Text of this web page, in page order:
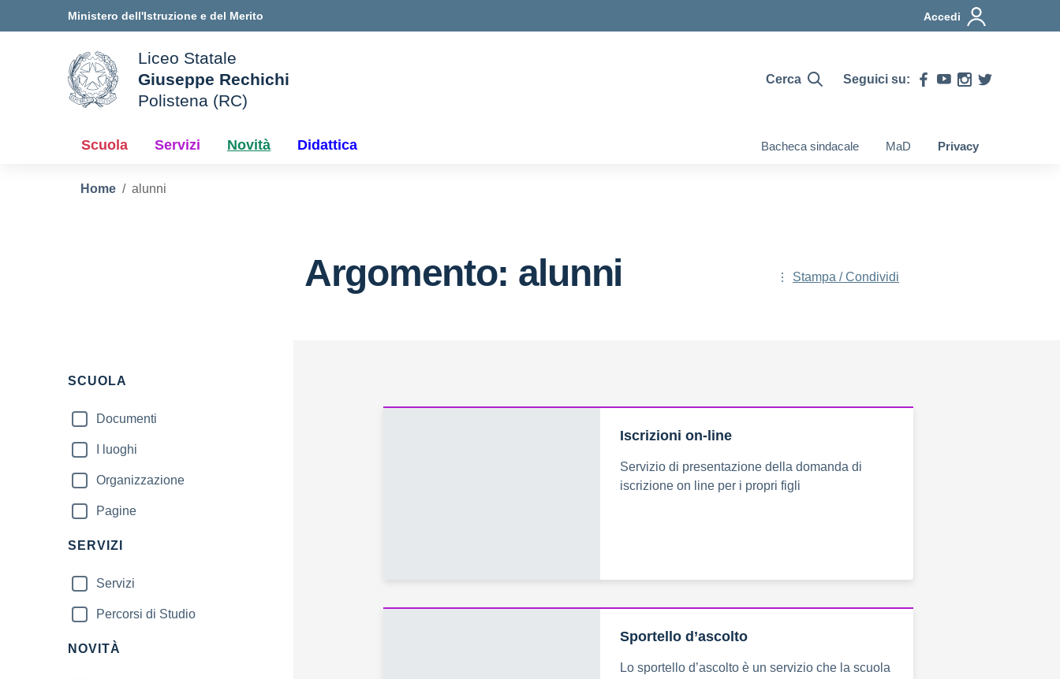
Ministero dell'Istruzione e del Merito Accedi
della scuola
Liceo Statale
Giuseppe Rechichi
Polistena (RC)
Cerca Seguici su:
Scuola Servizi Novità Didattica Bacheca sindacale MaD Privacy
Home alunni
Argomento: alunni Stampa / Condividi
Filtri
SCUOLA
Documenti
I luoghi
Organizzazione
Pagine
SERVIZI
Servizi
Percorsi di Studio
NOVITÀ
Iscrizioni on-line
Servizio di presentazione della domanda di
iscrizione on line per i propri figli
Sportello d’ascolto
Lo sportello d’ascolto è un servizio che la scuola